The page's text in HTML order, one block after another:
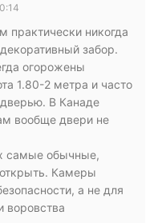
никогда
забор.
огорожены
1.80-2 метра и часто
В Канаде
вообще двери не
самые обычные,
Камеры
а не для
воровства